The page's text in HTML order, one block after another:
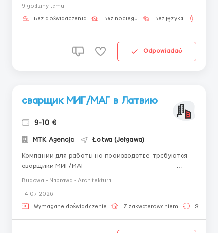
aby zostało miejsce na rodzinę, hobby, podróże i
odpoczynek. Dziś można zarabiać online, pozosta...
9 godziny temu
Bez doświadczenia Bez noclegu Bez języka
Odpowiadać
сварщик МИГ/МАГ в Латвию
9-10 €
MTK Agencja Łotwa (Jełgawa)
Компании для работы на производстве требуются
сварщики МИГ/МАГ
Budowa - Naprawa - Architektura
14-07-2026
Wymagane doświadczenie Z zakwaterowaniem Stała